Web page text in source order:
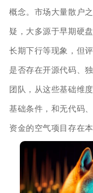
概念。市场大量散户
疑，大多源于早期硬
长期下行等现象，但
是否存在开源代码、
团队，从这些基础维
基础条件，和无代码
资金的空气项目存在本